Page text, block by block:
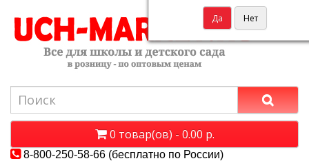
0 товар(ов) - 0.00 р.
8-800-250-58-66 (бесплатно по России)